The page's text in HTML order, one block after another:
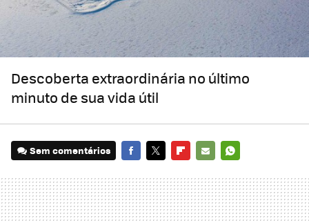
Descoberta extraordinária no último
minuto de sua vida útil
Sem comentários
MAIL